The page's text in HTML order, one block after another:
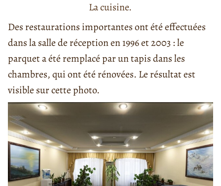
La cuisine.
Des restaurations importantes ont été effectuées
dans la salle de réception en 1996 et 2003 : le
parquet a été remplacé par un tapis dans les
chambres, qui ont été rénovées. Le résultat est
visible sur cette photo.